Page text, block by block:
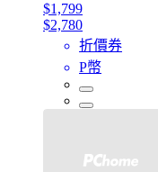
$1,799
$2,780
折價券
P幣